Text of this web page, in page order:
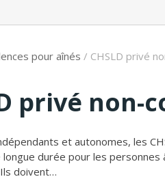
pour aînés / CHSLD privé
privé non-
et autonomes, les
durée pour les
doivent…